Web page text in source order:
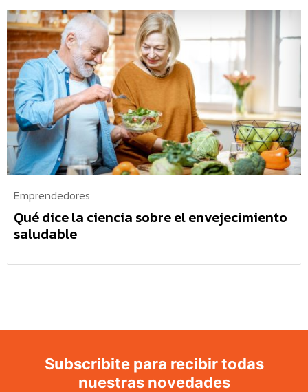
Emprendedores
Qué dice la ciencia sobre el envejecimiento
saludable
Subscribite para recibir todas
nuestras novedades